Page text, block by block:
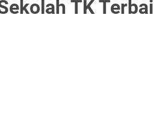
TK